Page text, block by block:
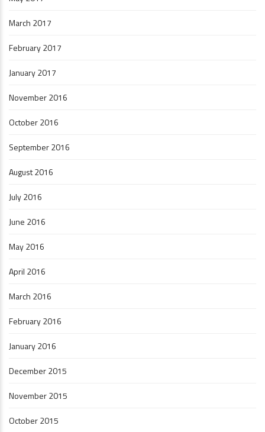
March 2017
February 2017
January 2017
November 2016
October 2016
September 2016
August 2016
July 2016
June 2016
May 2016
April 2016
March 2016
February 2016
January 2016
December 2015
November 2015
October 2015